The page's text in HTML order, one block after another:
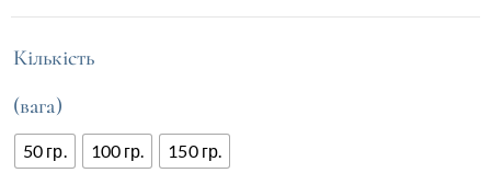
Кількість
(вага)
50 гр. 100 гр. 150 гр.